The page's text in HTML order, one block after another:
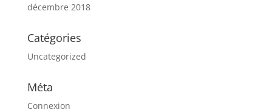
décembre 2018
Catégories
Uncategorized
Méta
Connexion